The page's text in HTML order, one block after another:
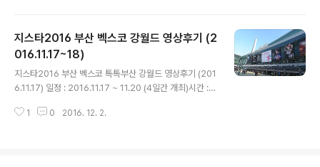
일까지 2016년 여성 중장년 청년 미니일자리박람회 개최
12월 8~9일 오후2~5시,부산경총 고용지원센터다양한
부대지원도 마련 2017년 새학기부터 초등학교 무상급식
과 함께 중학교 무상급식 지원을 100% 확대합니다부산시
교육청도 누리과정 예산도 100% 편성해 어린이집 보육료
도 전면 지원합니다 즐거운 연말 부산 금정문화회관 특별
지스타2016 부산 벡스코 강월드 영상후기 (2
016.11.17~18)
지스타2016 부산 벡스코 톡톡부산 강월드 영상후기 (201
6.11.17) 일정 : 2016.11.17 ~ 11.20 (4일간 개최)시간 :
작한 동영상을 중심으로 하여 지스타2016 부산 벡스코 포
1 0 2016. 12. 2.